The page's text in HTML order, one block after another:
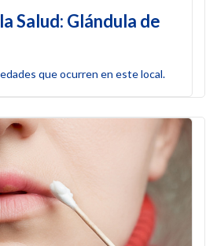
Salud: Glándula de
que ocurren en este local.